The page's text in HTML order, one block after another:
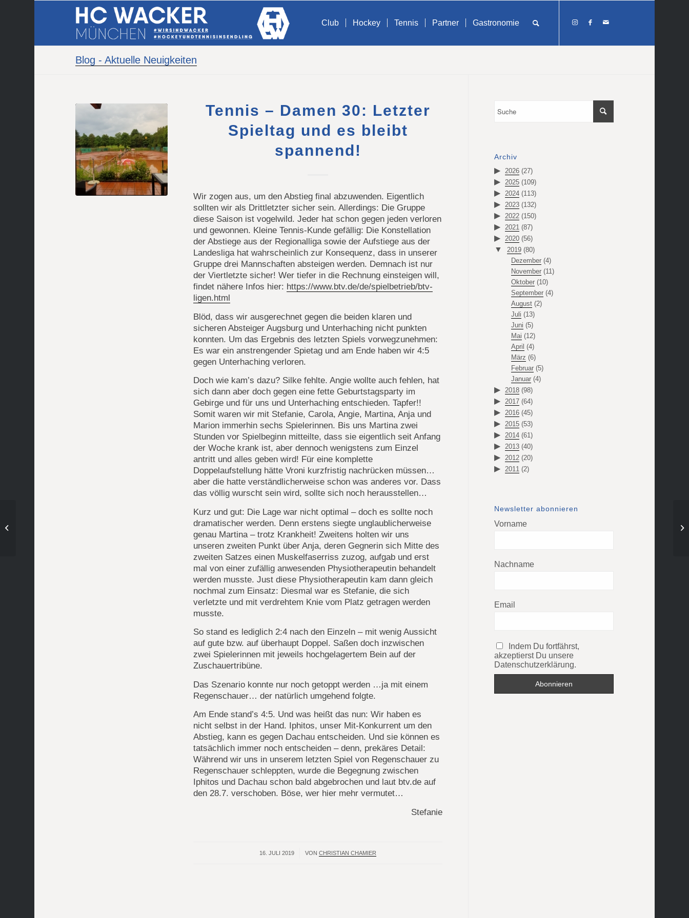
Club Hockey Tennis Partner Gastronomie
Blog - Aktuelle Neuigkeiten
Tennis – Damen 30: Letzter
Spieltag und es bleibt
spannend!
Wir zogen aus, um den Abstieg final abzuwenden. Eigentlich
sollten wir als Drittletzter sicher sein. Allerdings: Die Gruppe
diese Saison ist vogelwild. Jeder hat schon gegen jeden verloren
und gewonnen. Kleine Tennis-Kunde gefällig: Die Konstellation
der Abstiege aus der Regionalliga sowie der Aufstiege aus der
Landesliga hat wahrscheinlich zur Konsequenz, dass in unserer
Gruppe drei Mannschaften absteigen werden. Demnach ist nur
der Viertletzte sicher! Wer tiefer in die Rechnung einsteigen will,
findet nähere Infos hier: https://www.btv.de/de/spielbetrieb/btv-
ligen.html
Blöd, dass wir ausgerechnet gegen die beiden klaren und
sicheren Absteiger Augsburg und Unterhaching nicht punkten
konnten. Um das Ergebnis des letzten Spiels vorwegzunehmen:
Es war ein anstrengender Spietag und am Ende haben wir 4:5
gegen Unterhaching verloren.
Doch wie kam’s dazu? Silke fehlte. Angie wollte auch fehlen, hat
sich dann aber doch gegen eine fette Geburtstagsparty im
Gebirge und für uns und Unterhaching entschieden. Tapfer!!
Somit waren wir mit Stefanie, Carola, Angie, Martina, Anja und
Marion immerhin sechs Spielerinnen. Bis uns Martina zwei
Stunden vor Spielbeginn mitteilte, dass sie eigentlich seit Anfang
der Woche krank ist, aber dennoch wenigstens zum Einzel
antritt und alles geben wird! Für eine komplette
Doppelaufstellung hätte Vroni kurzfristig nachrücken müssen…
aber die hatte verständlicherweise schon was anderes vor. Dass
das völlig wurscht sein wird, sollte sich noch herausstellen…
Kurz und gut: Die Lage war nicht optimal – doch es sollte noch
dramatischer werden. Denn erstens siegte unglaublicherweise
genau Martina – trotz Krankheit! Zweitens holten wir uns
unseren zweiten Punkt über Anja, deren Gegnerin sich Mitte des
zweiten Satzes einen Muskelfaserriss zuzog, aufgab und erst
mal von einer zufällig anwesenden Physiotherapeutin behandelt
werden musste. Just diese Physiotherapeutin kam dann gleich
nochmal zum Einsatz: Diesmal war es Stefanie, die sich
verletzte und mit verdrehtem Knie vom Platz getragen werden
musste.
So stand es lediglich 2:4 nach den Einzeln – mit wenig Aussicht
auf gute bzw. auf überhaupt Doppel. Saßen doch inzwischen
zwei Spielerinnen mit jeweils hochgelagertem Bein auf der
Zuschauertribüne.
Das Szenario konnte nur noch getoppt werden …ja mit einem
Regenschauer… der natürlich umgehend folgte.
Am Ende stand’s 4:5. Und was heißt das nun: Wir haben es
nicht selbst in der Hand. Iphitos, unser Mit-Konkurrent um den
Abstieg, kann es gegen Dachau entscheiden. Und sie können es
tatsächlich immer noch entscheiden – denn, prekäres Detail:
Während wir uns in unserem letzten Spiel von Regenschauer zu
Regenschauer schleppten, wurde die Begegnung zwischen
Iphitos und Dachau schon bald abgebrochen und laut btv.de auf
den 28.7. verschoben. Böse, wer hier mehr vermutet…
Stefanie
16. JULI 2019 VONCHRISTIAN CHAMIER
Archiv
2026 (27)
2025 (109)
2024 (113)
2023 (132)
2022 (150)
2021 (87)
2020 (56)
2019 (80)
Dezember(4)
November(11)
Oktober(10)
September(4)
August(2)
Juli (13)
Juni (5)
Mai (12)
April (4)
März (6)
Februar(5)
Januar(4)
2018 (98)
2017 (64)
2016 (45)
2015 (53)
2014 (61)
2013 (40)
2012 (20)
2011 (2)
Newsletter abonnieren
Vorname
Nachname
Email
Indem Du fortfährst,
akzeptierst Du unsere
Datenschutzerklärung.